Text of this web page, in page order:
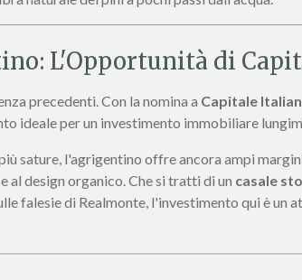
L'Opportunità di
precedenti. Con la nomina a Capitale
ideale per un investimento immobiliare
sature, l'agrigentino offre ancora ampi
al design organico. Che si tratti di un casale
falesie di Realmonte, l'investimento qui è un